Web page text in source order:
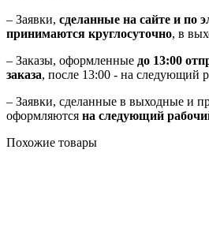
– Заявки, сделанные на сайте и по
принимаются круглосуточно, в
– Заказы, оформленные до 13:00
заказа, после 13:00 - на следующий
– Заявки, сделанные в выходные и
оформляются на следующий
Похожие товары